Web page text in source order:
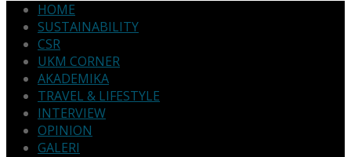
HOME
SUSTAINABILITY
CSR
UKM CORNER
AKADEMIKA
TRAVEL & LIFESTYLE
INTERVIEW
OPINION
GALERI